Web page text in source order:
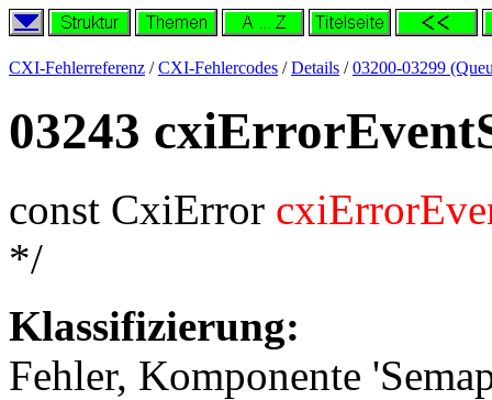
CXI-Fehlerreferenz /CXI-Fehlercodes /Details /03200-03299
03243
const CxiError
*/
Klassifizierung:
Fehler, Komponente